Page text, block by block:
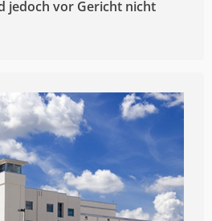
jedoch vor Gericht nicht